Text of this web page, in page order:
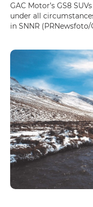
GAC Motor’s GS8
under all
in SNNR